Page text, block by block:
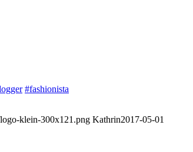
#fashionista
klein-300x121.png Kathrin2017-05-01